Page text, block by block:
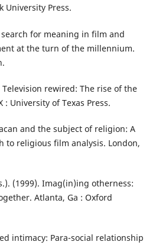
University Press.
search for meaning in film and
at the turn of the millennium.
Television rewired: The rise of the
University of Texas Press.
and the subject of religion: A
to religious film analysis. London,
(1999). Imag(in)ing otherness:
Atlanta, Ga : Oxford
intimacy: Para-social relationship